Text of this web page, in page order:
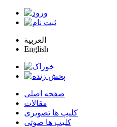
العربية
English
صفحه اصلی
مقالات
کلیپ ها تصویری
کلیپ ها صوتی